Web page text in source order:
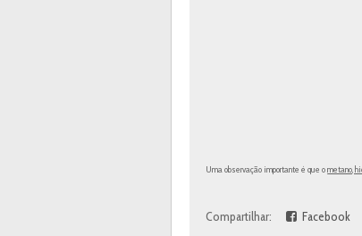
Uma observação importante é que ometano,
Compartilhar: Facebook